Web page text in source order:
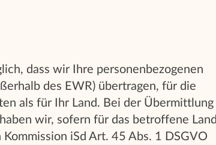
dass wir Ihre personenbezogenen
des EWR) übertragen, für die
als für Ihr Land. Bei der Übermittlung
wir, sofern für das betroffene Land
iSd Art. 45 Abs. 1 DSGVO